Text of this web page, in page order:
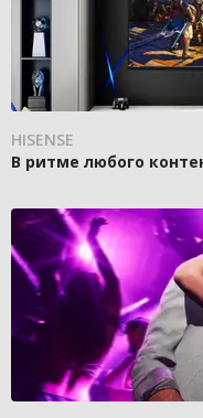
HISENSE
В ритме любого